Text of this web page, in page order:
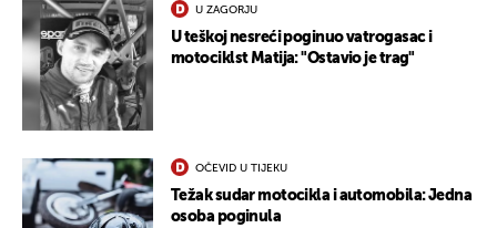
U ZAGORJU
U teškoj nesreći poginuo vatrogasac i
motociklst Matija: "Ostavio je trag"
OČEVID U TIJEKU
Težak sudar motocikla i automobila: Jedna
osoba poginula
UKLJUČITE NOTIFIKACIJE